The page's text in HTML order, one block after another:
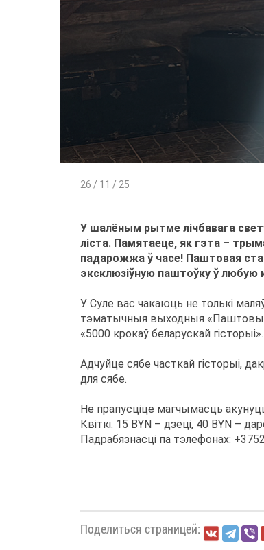
26 / 11 / 25
У шалёным рытме лічбавага
ліста. Памятаеце, як гэта –
падарожжа ў часе! Паштовая
эксклюзіўную паштоўку ў любую
У Суле вас чакаюць не толькі
тэматычныя выходныя «Паштовыя
«5000 крокаў беларускай гісторыі».
Адчуйце сябе часткай гісторыі,
для сябе.
Не прапусціце магчымасць
Квіткі: 15 BYN – дзеці, 40 BYN –
Падрабязнасці па тэлефонах:
Поделиться страницей: